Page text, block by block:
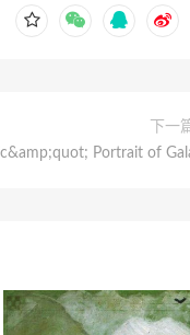
下一
Portrait of